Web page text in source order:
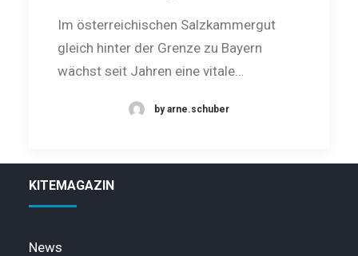
Im österreichischen Salzkammergut
gleich hinter der Grenze zu Bayern
wächst seit Jahren eine vitale…
by arne.schuber
KITEMAGAZIN
News